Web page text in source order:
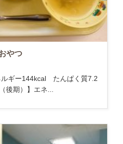
やつ
ルギー144kcal たんぱく質7.2
期）】エネ...